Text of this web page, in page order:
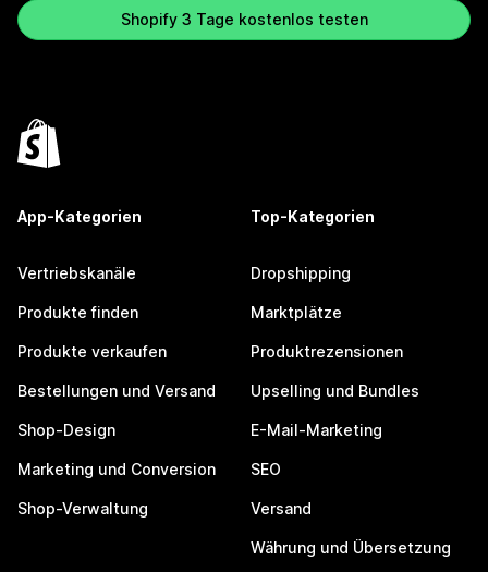
Shopify 3 Tage kostenlos testen
App-Kategorien
Vertriebskanäle
Produkte finden
Produkte verkaufen
Bestellungen und Versand
Shop-Design
Marketing und Conversion
Shop-Verwaltung
Top-Kategorien
Dropshipping
Marktplätze
Produktrezensionen
Upselling und Bundles
E-Mail-Marketing
SEO
Versand
Währung und Übersetzung